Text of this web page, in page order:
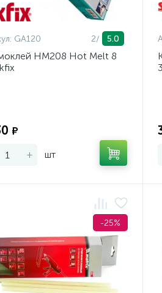
GA120 2/ 5.0
HM208 Hot Melt 8
₽
+ шт
-25%